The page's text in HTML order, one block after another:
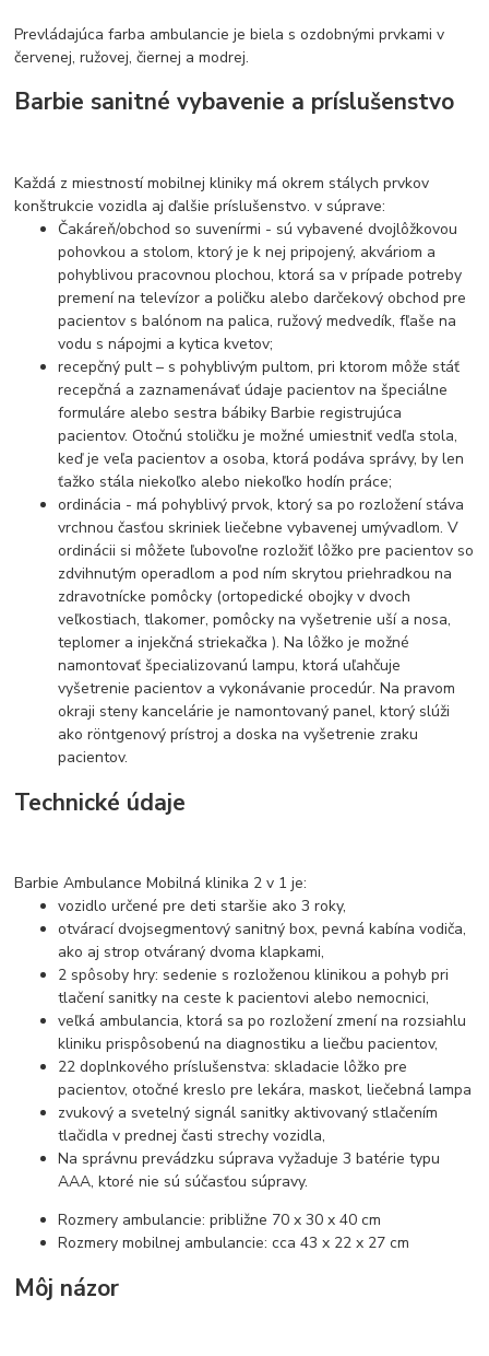
Prevládajúca farba ambulancie je biela s ozdobnými prvkami v
červenej, ružovej, čiernej a modrej.
Barbie sanitné vybavenie a príslušenstvo
Každá z miestností mobilnej kliniky má okrem stálych prvkov
konštrukcie vozidla aj ďalšie príslušenstvo. v súprave:
Čakáreň/obchod so suvenírmi - sú vybavené dvojlôžkovou
pohovkou a stolom, ktorý je k nej pripojený, akváriom a
pohyblivou pracovnou plochou, ktorá sa v prípade potreby
premení na televízor a poličku alebo darčekový obchod pre
pacientov s balónom na palica, ružový medvedík, fľaše na
vodu s nápojmi a kytica kvetov;
recepčný pult – s pohyblivým pultom, pri ktorom môže stáť
recepčná a zaznamenávať údaje pacientov na špeciálne
formuláre alebo sestra bábiky Barbie registrujúca
pacientov. Otočnú stoličku je možné umiestniť vedľa stola,
keď je veľa pacientov a osoba, ktorá podáva správy, by len
ťažko stála niekoľko alebo niekoľko hodín práce;
ordinácia - má pohyblivý prvok, ktorý sa po rozložení stáva
vrchnou časťou skriniek liečebne vybavenej umývadlom. V
ordinácii si môžete ľubovoľne rozložiť lôžko pre pacientov so
zdvihnutým operadlom a pod ním skrytou priehradkou na
zdravotnícke pomôcky (ortopedické obojky v dvoch
veľkostiach, tlakomer, pomôcky na vyšetrenie uší a nosa,
teplomer a injekčná striekačka ). Na lôžko je možné
namontovať špecializovanú lampu, ktorá uľahčuje
vyšetrenie pacientov a vykonávanie procedúr. Na pravom
okraji steny kancelárie je namontovaný panel, ktorý slúži
ako röntgenový prístroj a doska na vyšetrenie zraku
pacientov.
Technické údaje
Barbie Ambulance Mobilná klinika 2 v 1 je:
vozidlo určené pre deti staršie ako 3 roky,
otvárací dvojsegmentový sanitný box, pevná kabína vodiča,
ako aj strop otváraný dvoma klapkami,
2 spôsoby hry: sedenie s rozloženou klinikou a pohyb pri
tlačení sanitky na ceste k pacientovi alebo nemocnici,
veľká ambulancia, ktorá sa po rozložení zmení na rozsiahlu
kliniku prispôsobenú na diagnostiku a liečbu pacientov,
22 doplnkového príslušenstva: skladacie lôžko pre
pacientov, otočné kreslo pre lekára, maskot, liečebná lampa
zvukový a svetelný signál sanitky aktivovaný stlačením
tlačidla v prednej časti strechy vozidla,
Na správnu prevádzku súprava vyžaduje 3 batérie typu
AAA, ktoré nie sú súčasťou súpravy.
Rozmery ambulancie: približne 70 x 30 x 40 cm
Rozmery mobilnej ambulancie: cca 43 x 22 x 27 cm
Môj názor